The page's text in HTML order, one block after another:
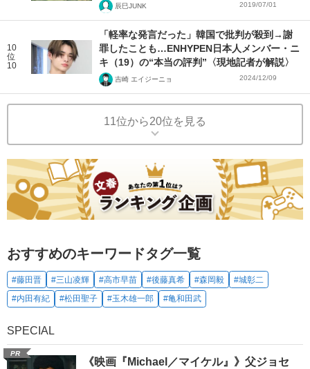
辰巳JUNK 2019/07/01
10
位
10
「軽率な発言だった」韓国で批判が殺到→謝
罪したことも…ENHYPEN日本人メンバー・ニ
キ（19）の“本当の評判”〈現地記者が解説〉
吉崎 エイジーニョ 2024/12/09
11位から20位を見る
おすすめのキーワードタグ一覧
#藤田晋 #三山凌輝 #高市早苗 #後藤真希 #森岡毅
#城彰二
#内田有紀
#松田聖子 #玉木雄一郎 #亀和田武
SPECIAL
PR
《映画『Michael／マイケル』》父ジョセ